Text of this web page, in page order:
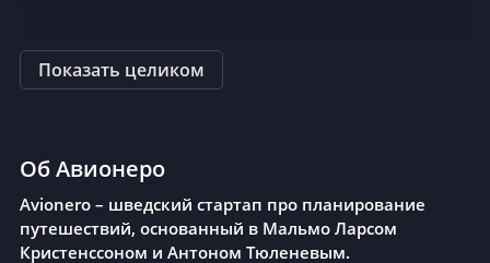
Показать целиком
Об Авионеро
Avionero – шведский стартап про планирование
путешествий, основанный в Мальмо Ларсом
Кристенссоном и Антоном Тюленевым.